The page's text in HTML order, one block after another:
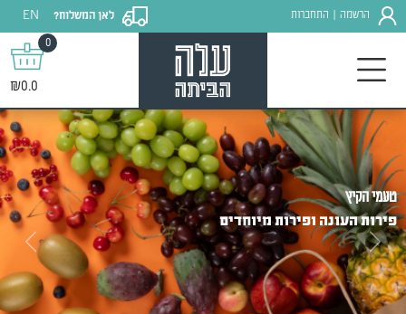
הרשמה התחברות לאן המשלוח?
EN
0
₪0.0
טעמי הקיץ
פירות העונה ופירות מיוחדים
Previous
Next